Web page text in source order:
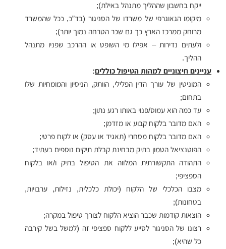
ייקח בחשבון שההליך מתנהל באילת);
מיקומו הגאוגרפי של משרדו של הסניגור (בד”כ, ככל שהמשרד
מרוחק ממרכז הארץ כך גם שכר הטרחה נמוך יותר);
ולעתים נדירות – אפילו מי השופט או ההרכב שפניו מתנהל
ההליך.
עניינים חיצוניים למהות הטיפול כוללים:
המוניטין של עורך הדין הפלילי, הוותק, הניסיון והמומחיות שלו
בתחום;
עד כמה הוא עמוס/פנוי באותו רגע נתון;
האם מדובר בלקוח קבוע או מזדמן;
האם מדובר בלקוח מסחרי (תאגיד או עסק) או לקוח פרטי;
הפוטנציאל הטמון בתיק מבחינת קבלת תיקים נוספים בעתיד;
התהודה התקשורתית המלווה את הטיפול בתיק ו/או בלקוח
הספציפי;
מצבו הכלכלי של הלקוח (יכולת כלכלית, נזילות, ערבויות,
בטחונות);
הוצאות קודמות שכבר הוציא הלקוח לצורך טיפול במקרה;
רצונו של הסניגור לסייע ללקוח ספציפי זה (למשל בשל קירבה
כל שהיא);